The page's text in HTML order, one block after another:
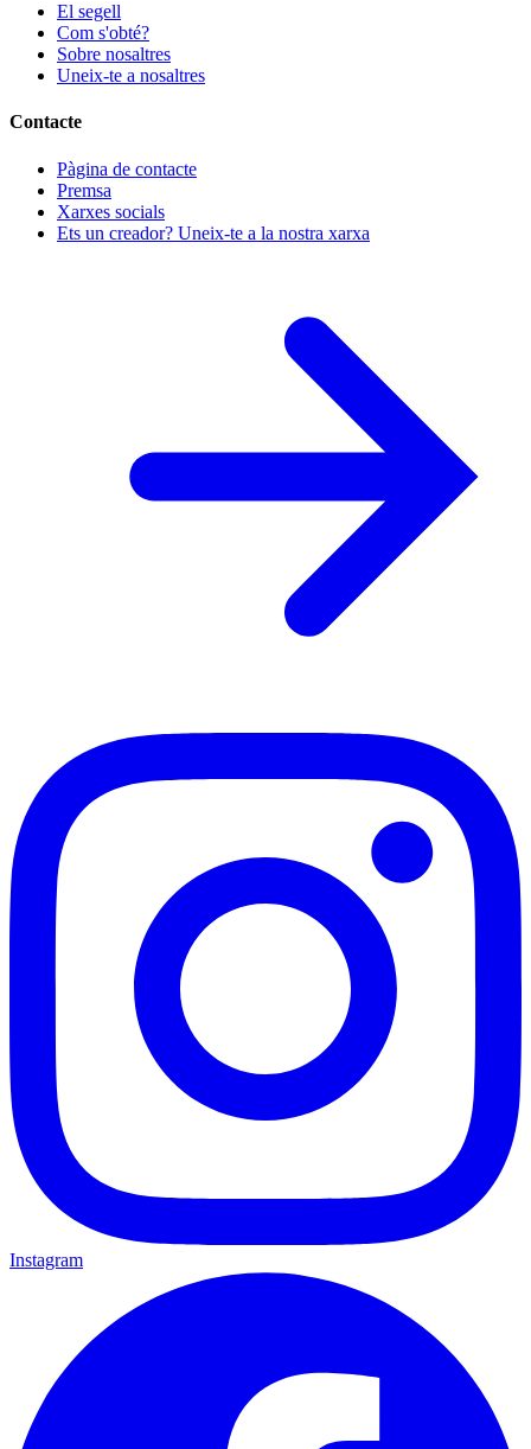
El segell
Com s'obté?
Sobre nosaltres
Uneix-te a nosaltres
Contacte
Pàgina de contacte
Premsa
Xarxes socials
Ets un creador? Uneix-te a la nostra xarxa
Instagram